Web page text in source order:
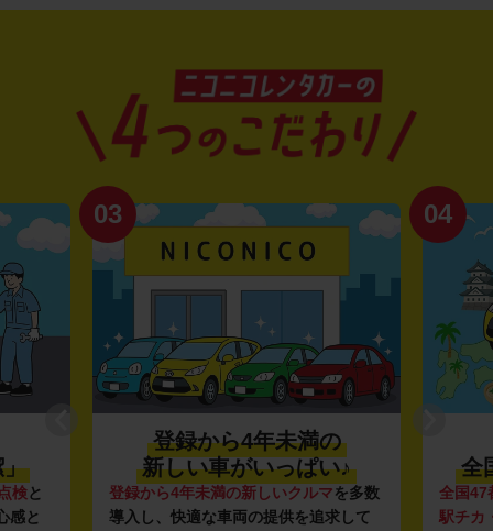
」
検と
感と
03
登録から4年未満の
新しい車がいっぱい♪
登録から4年未満の新しいクルマを多数
導入し、快適な車両の提供を追求して
04
全
全国47
駅チカ